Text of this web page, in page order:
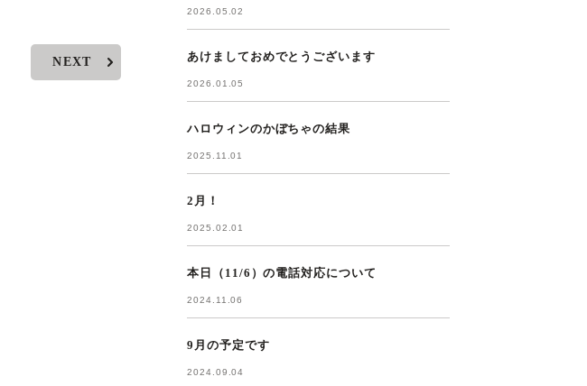
NEXT
2026.05.02
あけましておめでとうございます
2026.01.05
ハロウィンのかぼちゃの結果
2025.11.01
2月！
2025.02.01
本日（11/6）の電話対応について
2024.11.06
9月の予定です
2024.09.04